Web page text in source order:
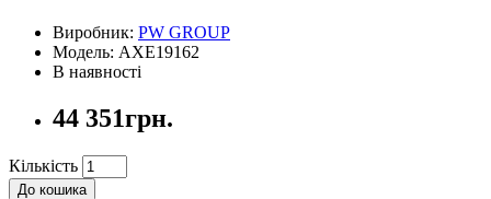
Виробник: PW GROUP
Модель: AXE19162
В наявності
44 351грн.
Кількість
До кошика